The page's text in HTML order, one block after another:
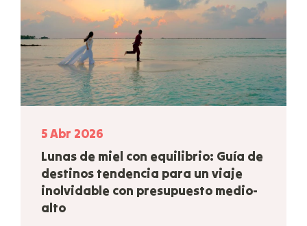
5 Abr 2026
Lunas de miel con equilibrio: Guía de
destinos tendencia para un viaje
inolvidable con presupuesto medio-
alto